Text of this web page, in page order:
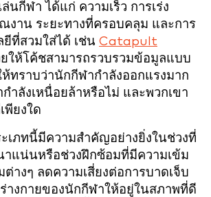
นกีฬา ได้แก่ ความเร็ว การเร่ง
งาน ระยะทางที่ครอบคลุม และการ
ที่สวมใส่ได้ เช่น Catapult
ให้โค้ชสามารถรวบรวมข้อมูลแบบ
ห้ทราบว่านักกีฬากำลังออกแรงมาก
กำลังเหนื่อยล้าหรือไม่ และพวกเขา
พียงใด
ะเภทนี้มีความสำคัญอย่างยิ่งในช่วงที่
แน่นหรือช่วงฝึกซ้อมที่มีความเข้ม
างๆ ลดความเสี่ยงต่อการบาดเจ็บ
างกายของนักกีฬาให้อยู่ในสภาพที่ดี